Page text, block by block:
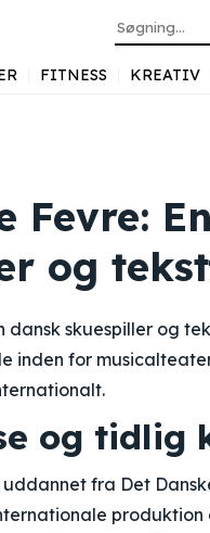
FITNESS KREATIV
Fevre:
og
dansk skuespiller og
inden for
og tidlig
fra Det